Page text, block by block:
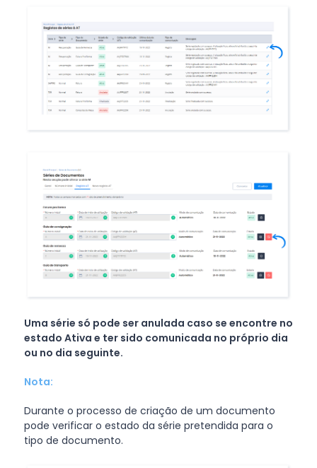
Uma série só pode ser anulada caso se encontre no
estado Ativa e ter sido comunicada no próprio dia
ou no dia seguinte.
Nota:
Durante o processo de criação de um documento
pode verificar o estado da série pretendida para o
tipo de documento.